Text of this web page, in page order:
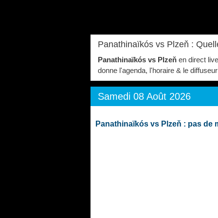
Panathinaïkós vs Plzeň :
Panathinaïkós vs Plzeň en direct
donne l'agenda, l'horaire & le
Samedi 08 Août 2026
Panathinaïkós vs Plzeň : pas